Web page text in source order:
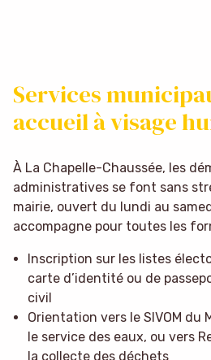
Services
accueil à visage
À La Chapelle-Chaussée, les
administratives se font sans
mairie, ouvert du lundi au
accompagne pour toutes les
Inscription sur les listes
carte d’identité ou de
civil
Orientation vers le SIVOM
le service des eaux, ou vers
la collecte des déchets